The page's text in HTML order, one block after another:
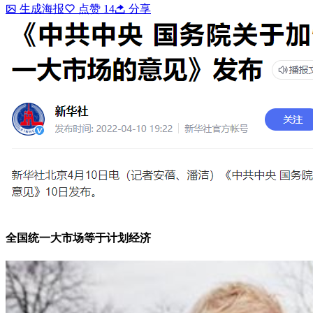
生成海报 点赞 14 分享
全国统一大市场等于计划经济